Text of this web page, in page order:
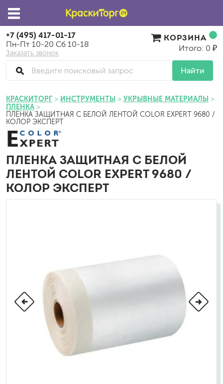
+7 (495) 417-01-17
Пн-Пт 10-20 Сб 10-18
Заказать звонок
Найти
КОРЗИНА
Итого: 0 ₽
КРАСКИТОРГ ИНСТРУМЕНТЫ
УКРЫВНЫЕ МАТЕРИАЛЫ
ПЛЕНКА
ПЛЕНКА ЗАЩИТНАЯ С БЕЛОЙ ЛЕНТОЙ COLOR EXPERT 9680 /
КОЛОР ЭКСПЕРТ
ПЛЕНКА ЗАЩИТНАЯ С БЕЛОЙ
ЛЕНТОЙ COLOR EXPERT 9680 /
КОЛОР ЭКСПЕРТ